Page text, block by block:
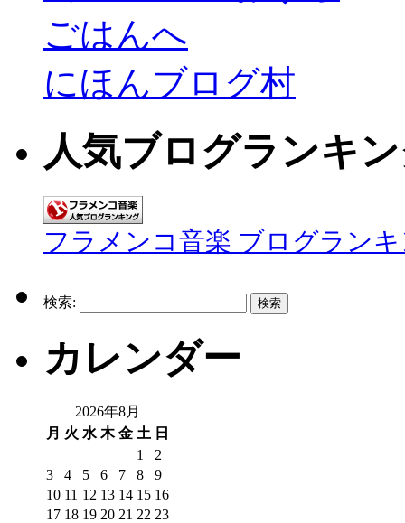
にほんブログ村
人気ブログランキ
フラメンコ音楽 ブログラン
検索:
カレンダー
2026年8月
月 火 水 木 金 土 日
1
2
3
4 5 6 7 8
9
10 11 12 13 14 15 16
17 18 19 20 21 22 23